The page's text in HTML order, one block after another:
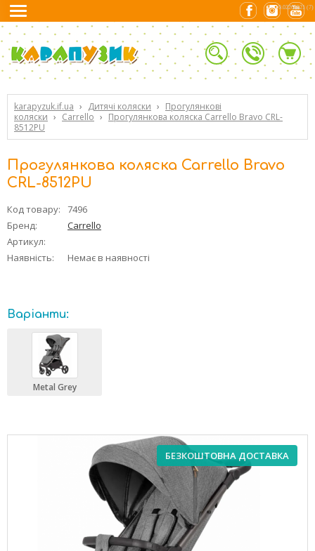
karapyzuk.if.ua › Дитячі коляски › Прогулянкові
коляски › Carrello › Прогулянкова коляска Carrello Bravo CRL-
8512PU
Прогулянкова коляска Carrello Bravo
CRL-8512PU
Код товару:
7496
Бренд:
Carrello
Артикул:
Наявність:
Немає в наявності
Варіанти:
Metal Grey
БЕЗКОШТОВНА ДОСТАВКА
0.02262521 (7)